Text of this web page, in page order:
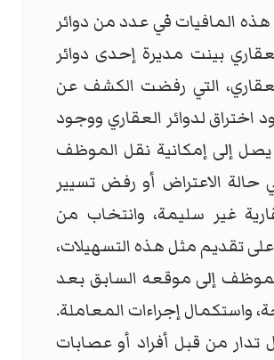
المافيات في عدد من دوائر
بينت مديرة إحدى دوائر
التي رفضت الكشف عن
اختراق لدوائر العقاري ووجود
إلى إمكانية نقل الموظف
حالة الاعتراض أو رفض تسيير
غير سليمة، وانتخاب من
على تقديم مثل هذه التسهيلات،
إلى موقعه السابق بعد
واستكمال إجراءات المعاملة.
تدار من قبل أفراد أو عصابات